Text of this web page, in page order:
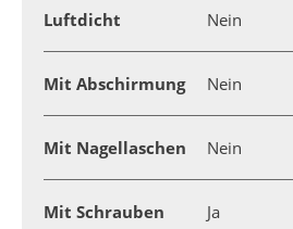
Luftdicht Nein
Mit Abschirmung Nein
Mit Nagellaschen Nein
Mit Schrauben Ja